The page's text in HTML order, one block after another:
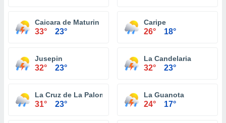
Caicara de Maturin
33° 23°
Caripe
26° 18°
Jusepin
32° 23°
La Candelaria
32° 23°
La Cruz de La Paloma
31° 23°
La Guanota
24° 17°